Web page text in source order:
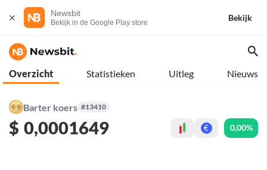
Newsbit
Bekijk in de Google Play store
Bekijk
Overzicht Statistieken Uitleg Nieuws
Barter koers #13410
$ 0,0001649 € 0,00%